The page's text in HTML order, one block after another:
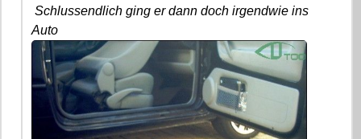
Schlussendlich ging er dann doch irgendwie ins
Auto